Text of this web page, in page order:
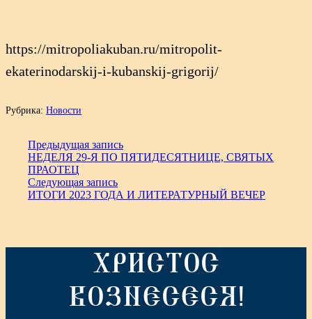
https://mitropoliakuban.ru/mitropolit-
ekaterinodarskij-i-kubanskij-grigorij/
Рубрика: Новости
Предыдущая запись
НЕДЕЛЯ 29-Я ПО ПЯТИДЕСЯТНИЦЕ, СВЯТЫХ
ПРАОТЕЦ
Следующая запись
ИТОГИ 2023 ГОДА И ЛИТЕРАТУРНЫЙ ВЕЧЕР
ХРИСТОС
ВОЗНЕСЕСЯ!